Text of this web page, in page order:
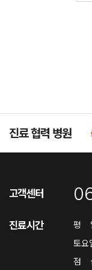
진료 협력 병원
고객센터
진료시간 평
토요
점